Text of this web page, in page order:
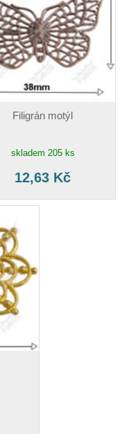
Filigrán motýl
skladem 205 ks
12,63 Kč